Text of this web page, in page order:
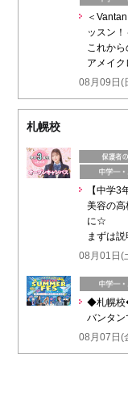
＜
ッスン！
これか
アメイ
08月09日(
札幌校
【中学3
美容の
に☆
まずは
08月01日(
◆札幌校
バンタン
08月07日(